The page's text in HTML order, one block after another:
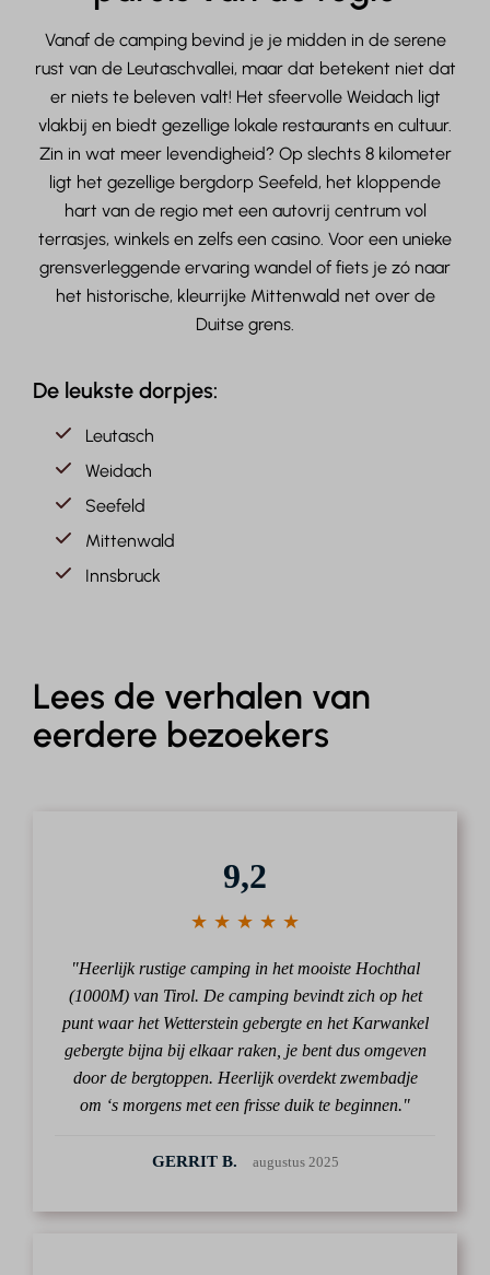
Vanaf de camping bevind je je midden in de serene
rust van de Leutaschvallei, maar dat betekent niet dat
er niets te beleven valt! Het sfeervolle Weidach ligt
vlakbij en biedt gezellige lokale restaurants en cultuur.
Zin in wat meer levendigheid? Op slechts 8 kilometer
ligt het gezellige bergdorp Seefeld, het kloppende
hart van de regio met een autovrij centrum vol
terrasjes, winkels en zelfs een casino. Voor een unieke
grensverleggende ervaring wandel of fiets je zó naar
het historische, kleurrijke Mittenwald net over de
Duitse grens.
De leukste dorpjes:
Leutasch
Weidach
Seefeld
Mittenwald
Innsbruck
Lees de verhalen van
eerdere bezoekers
9,2
★ ★ ★ ★ ★
"Heerlijk rustige camping in het mooiste Hochthal
(1000M) van Tirol. De camping bevindt zich op het
punt waar het Wetterstein gebergte en het Karwankel
gebergte bijna bij elkaar raken, je bent dus omgeven
door de bergtoppen. Heerlijk overdekt zwembadje
om ‘s morgens met een frisse duik te beginnen."
GERRIT B. augustus 2025